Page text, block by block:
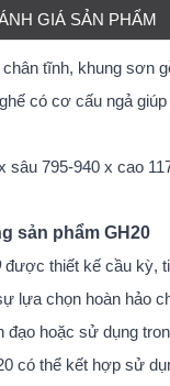
GIÁ SẢN PHẨM
chân tĩnh, khung sơn
có cơ cấu ngả
sâu 795-940 x cao
sản phẩm GH20
được thiết kế cầu kỳ,
lựa chọn hoàn hảo
đạo hoặc sử dụng
có thể kết hợp sử